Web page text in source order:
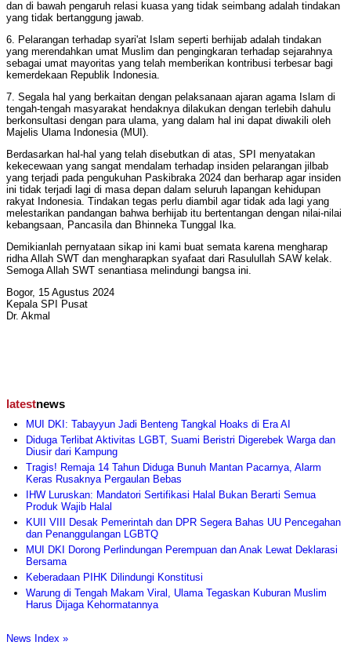
dan di bawah pengaruh relasi kuasa yang tidak seimbang adalah tindakan
yang tidak bertanggung jawab.
6. Pelarangan terhadap syari'at Islam seperti berhijab adalah tindakan
yang merendahkan umat Muslim dan pengingkaran terhadap sejarahnya
sebagai umat mayoritas yang telah memberikan kontribusi terbesar bagi
kemerdekaan Republik Indonesia.
7. Segala hal yang berkaitan dengan pelaksanaan ajaran agama Islam di
tengah-tengah masyarakat hendaknya dilakukan dengan terlebih dahulu
berkonsultasi dengan para ulama, yang dalam hal ini dapat diwakili oleh
Majelis Ulama Indonesia (MUI).
Berdasarkan hal-hal yang telah disebutkan di atas, SPI menyatakan
kekecewaan yang sangat mendalam terhadap insiden pelarangan jilbab
yang terjadi pada pengukuhan Paskibraka 2024 dan berharap agar insiden
ini tidak terjadi lagi di masa depan dalam seluruh lapangan kehidupan
rakyat Indonesia. Tindakan tegas perlu diambil agar tidak ada lagi yang
melestarikan pandangan bahwa berhijab itu bertentangan dengan nilai-nilai
kebangsaan, Pancasila dan Bhinneka Tunggal Ika.
Demikianlah pernyataan sikap ini kami buat semata karena mengharap
ridha Allah SWT dan mengharapkan syafaat dari Rasulullah SAW kelak.
Semoga Allah SWT senantiasa melindungi bangsa ini.
Bogor, 15 Agustus 2024
Kepala SPI Pusat
Dr. Akmal
latestnews
MUI DKI: Tabayyun Jadi Benteng Tangkal Hoaks di Era AI
Diduga Terlibat Aktivitas LGBT, Suami Beristri Digerebek Warga dan
Diusir dari Kampung
Tragis! Remaja 14 Tahun Diduga Bunuh Mantan Pacarnya, Alarm
Keras Rusaknya Pergaulan Bebas
IHW Luruskan: Mandatori Sertifikasi Halal Bukan Berarti Semua
Produk Wajib Halal
KUII VIII Desak Pemerintah dan DPR Segera Bahas UU Pencegahan
dan Penanggulangan LGBTQ
MUI DKI Dorong Perlindungan Perempuan dan Anak Lewat Deklarasi
Bersama
Keberadaan PIHK Dilindungi Konstitusi
Warung di Tengah Makam Viral, Ulama Tegaskan Kuburan Muslim
Harus Dijaga Kehormatannya
News Index »